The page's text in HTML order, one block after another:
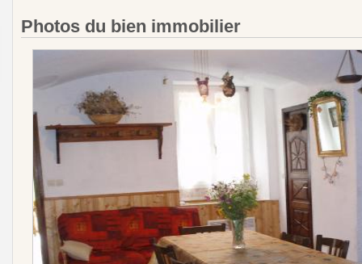
Photos du bien immobilier